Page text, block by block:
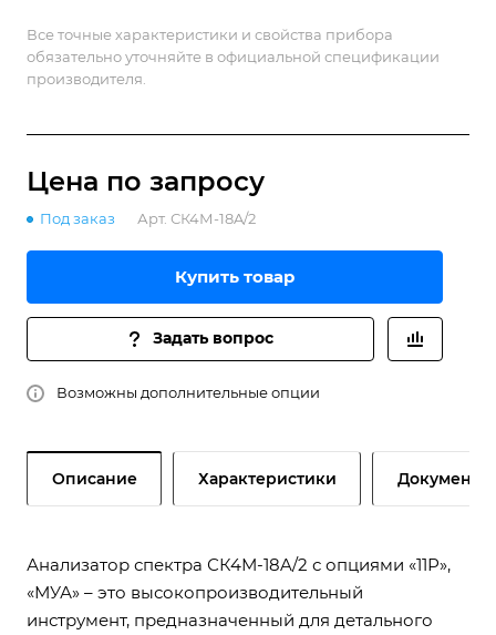
Все точные характеристики и свойства прибора
обязательно уточняйте в официальной спецификации
производителя.
Цена по запросу
Под заказ Арт. СК4М-18A/2
Купить товар
Задать вопрос
Возможны дополнительные опции
Описание Характеристики Документы
Анализатор спектра СК4М-18A/2 с опциями «11Р»,
«МУА» – это высокопроизводительный
инструмент, предназначенный для детального